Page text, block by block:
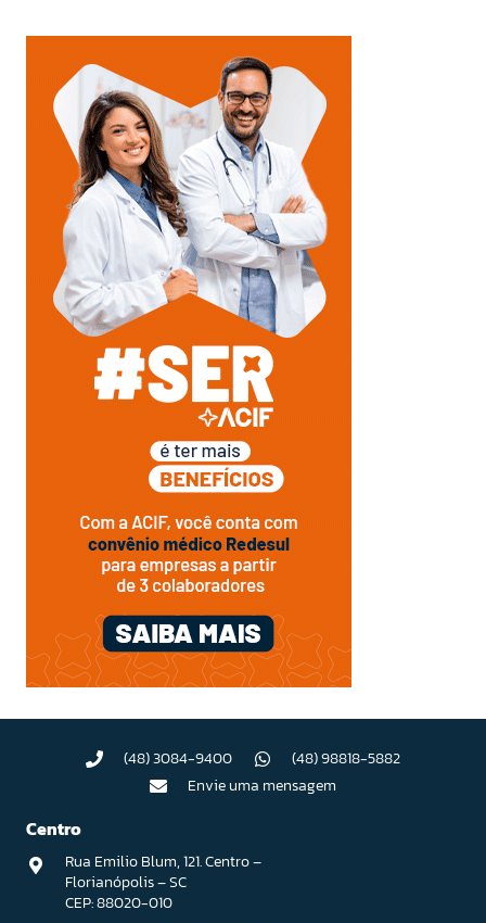
(48) 3084-9400
(48) 98818-5882
Envie uma mensagem
Centro
Rua Emilio Blum, 121. Centro –
Florianópolis – SC
CEP: 88020-010